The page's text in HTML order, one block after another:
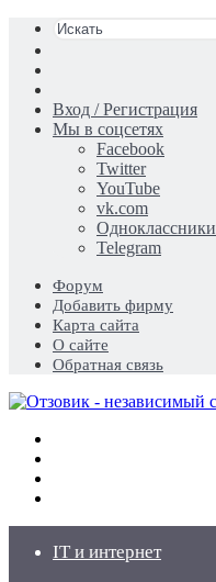
статья
Вход / Регистрация
Мы в соцсетях
Facebook
Twitter
YouTube
vk.com
Одноклассники
Telegram
Форум
Добавить фирму
Карта сайта
О сайте
Обратная связь
IT и интернет